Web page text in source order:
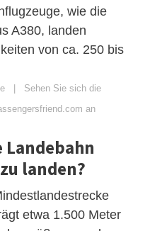
wie die
A380, landen
von ca. 250 bis
| Sehen Sie sich die
an
Landebahn
landen?
etwa 1.500 Meter